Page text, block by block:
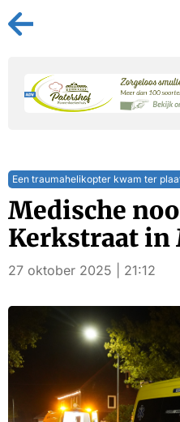
Een traumahelikopter kwam ter
Medische
Kerkstraat in
27 oktober 2025 | 21:12